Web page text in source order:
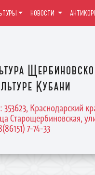
Кубани
353623, Краснодарский
Старощербиновская,
7-74-33
НОВОСТИ